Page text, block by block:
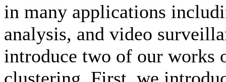
in many applications
analysis, and video
introduce two of our works